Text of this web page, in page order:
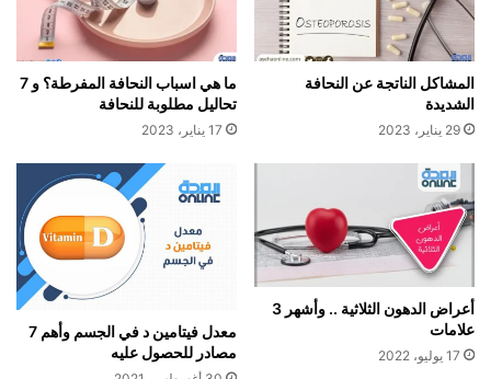
المشاكل الناتجة عن النحافة
الشديدة
29 يناير، 2023
ما هي اسباب النحافة المفرطة؟ و 7
تحاليل مطلوبة للنحافة
17 يناير، 2023
أعراض الدهون الثلاثية .. وأشهر 3
علامات
17 يوليو، 2022
معدل فيتامين د في الجسم وأهم 7
مصادر للحصول عليه